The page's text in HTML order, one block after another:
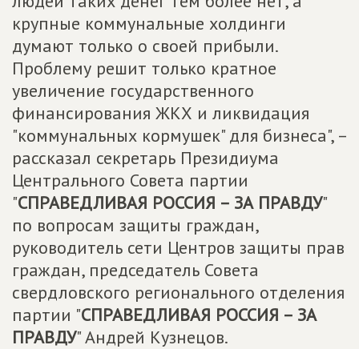
крупные коммунальные холдинги
думают только о своей прибыли.
Проблему решит только кратное
увеличение государственного
финансирования ЖКХ и ликвидация
"коммунальных кормушек" для бизнеса", –
рассказал секретарь Президиума
Центрального Совета партии
"СПРАВЕДЛИВАЯ РОССИЯ – ЗА ПРАВДУ"
по вопросам защиты граждан,
руководитель сети Центров защиты прав
граждан, председатель Совета
свердловского регионального отделения
партии "СПРАВЕДЛИВАЯ РОССИЯ – ЗА
ПРАВДУ" Андрей Кузнецов.